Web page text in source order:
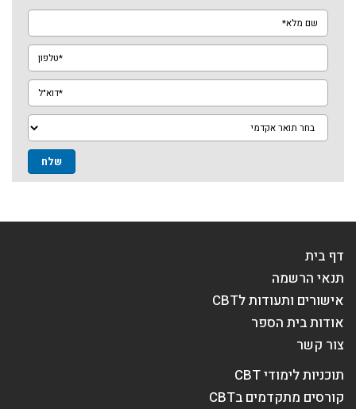
שם
מלא*
טלפון*
דוא"ל*
מגמה
דף בית
תנאי הרשמה
אישורים ותעודות לCBT
אודות בית הספר
צור קשר
תוכניות לימודי CBT
קורסים מתקדמים בCBT